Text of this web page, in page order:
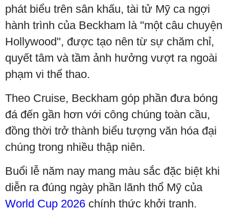
phát biểu trên sân khấu, tài tử Mỹ ca ngợi
hành trình của Beckham là "một câu chuyện
Hollywood", được tạo nên từ sự chăm chỉ,
quyết tâm và tầm ảnh hưởng vượt ra ngoài
phạm vi thể thao.
Theo Cruise, Beckham góp phần đưa bóng
đá đến gần hơn với công chúng toàn cầu,
đồng thời trở thành biểu tượng văn hóa đại
chúng trong nhiều thập niên.
Buổi lễ năm nay mang màu sắc đặc biệt khi
diễn ra đúng ngày phần lãnh thổ Mỹ của
World Cup 2026 chính thức khởi tranh.